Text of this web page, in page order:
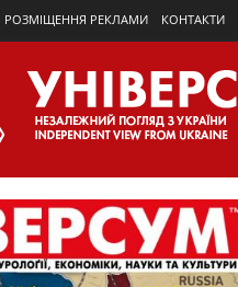
РОЗМІЩЕННЯ РЕКЛАМИ КОНТАКТИ